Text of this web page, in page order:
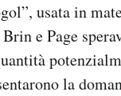
usata in
e Page
la